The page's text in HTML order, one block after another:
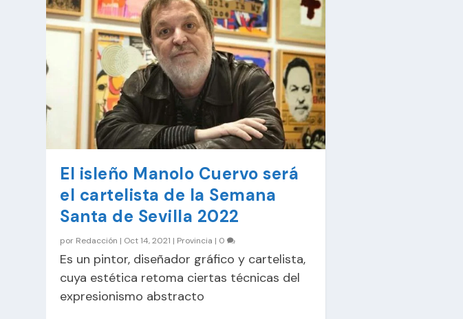
El isleño Manolo Cuervo será
el cartelista de la Semana
Santa de Sevilla 2022
por Redacción | Oct 14, 2021 | Provincia | 0
Es un pintor, diseñador gráfico y cartelista,
cuya estética retoma ciertas técnicas del
expresionismo abstracto